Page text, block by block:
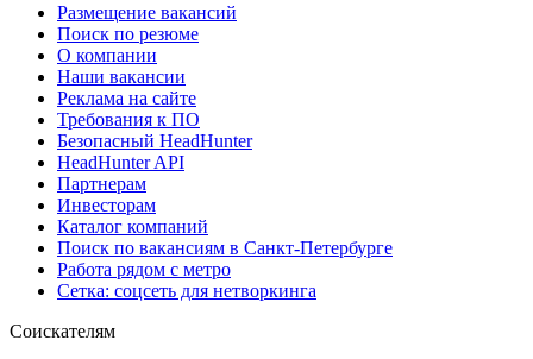
Размещение вакансий
Поиск по резюме
О компании
Наши вакансии
Реклама на сайте
Требования к ПО
Безопасный HeadHunter
HeadHunter API
Партнерам
Инвесторам
Каталог компаний
Поиск по вакансиям в Санкт-Петербурге
Работа рядом с метро
Сетка: соцсеть для нетворкинга
Соискателям